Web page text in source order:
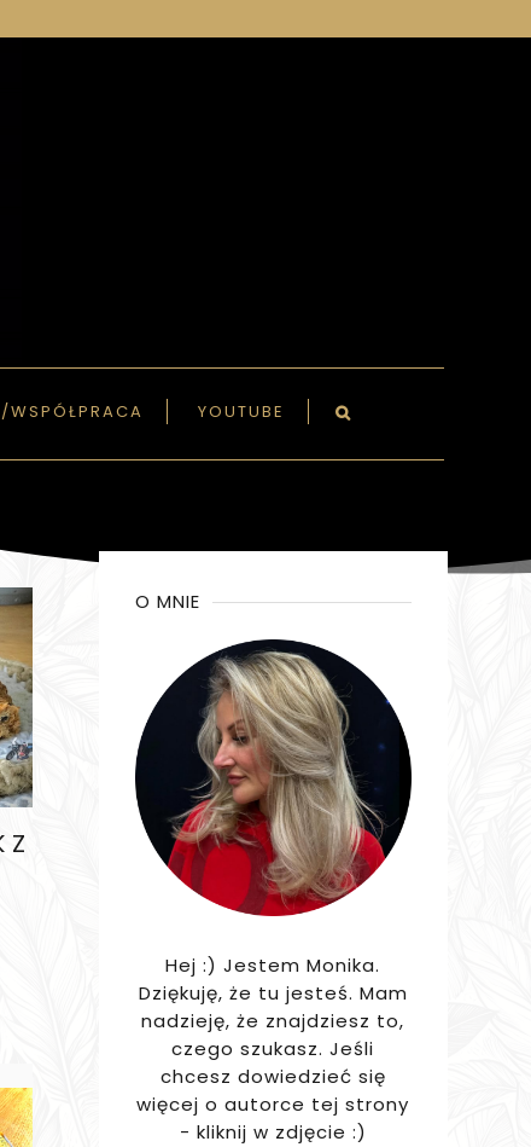
WSPÓŁPRACA YOUTUBE
Z
O MNIE
Hej :) Jestem Monika.
Dziękuję, że tu jesteś. Mam
nadzieję, że znajdziesz to,
czego szukasz. Jeśli
chcesz dowiedzieć się
więcej o autorce tej strony
- kliknij w zdjęcie :)